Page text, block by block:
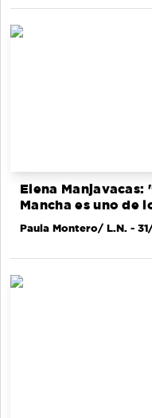
Elena
Mancha es uno de
Paula Montero/ L.N. -